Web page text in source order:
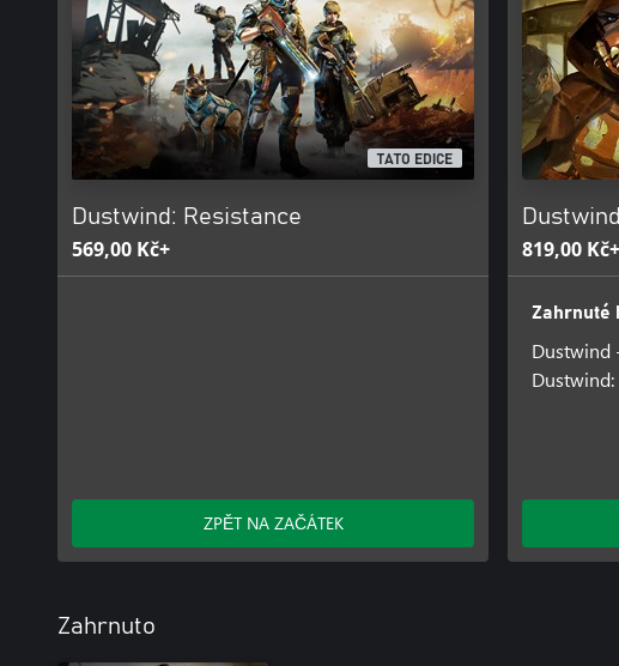
TATO EDICE
Dustwind: Resistance
569,00 Kč+
ZPĚT NA ZAČÁTEK
819,00 Kč+
Zahrnuté
Dustwind
Dustwind:
Zahrnuto